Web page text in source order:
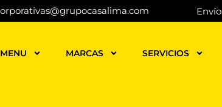
MENU MARCAS SERVICIOS